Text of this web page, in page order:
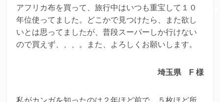
アフリカ布を買って、旅行中はいつも重宝して１０
年位使ってました。どこかで見つけたら、また欲し
いとは思ってましたが、普段スーパーしか行けない
ので買えず、、、。また、よろしくお願いします。
埼玉県 F 様
私がカンガを知ったのは２年ほど前で、５枚ほど所